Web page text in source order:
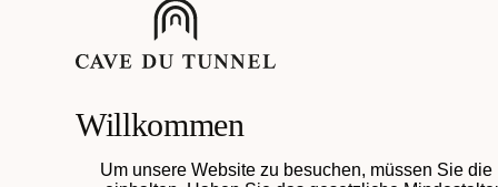
Willkommen
Um unsere Website zu besuchen, müssen Sie